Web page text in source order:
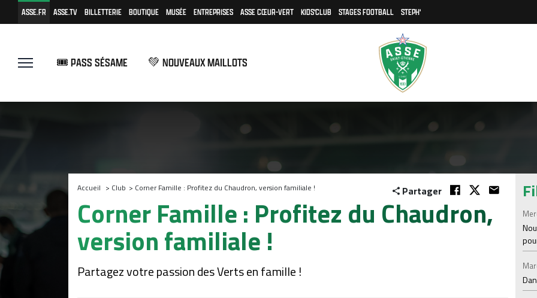
ASSE.FR ASSE.TV BILLETTERIE BOUTIQUE MUSÉE ENTREPRISES ASSE CŒUR-VERT KIDS'CLUB STAGES FOOTBALL STEPH'
🎟️ PASS SÉSAME 💚 NOUVEAUX MAILLOTS
Accueil > Club > Corner Famille : Profitez du Chaudron, version familiale ! Partager
Corner Famille : Profitez du Chaudron,
version familiale !
Partagez votre passion des Verts en famille !